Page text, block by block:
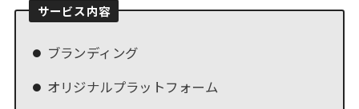
サービス内容
ブランディング
オリジナルプラットフォーム